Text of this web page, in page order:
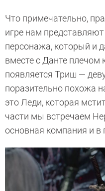
Что примечательно,
игре нам
персонажа, который и
вместе с Данте плечом
появляется Триш —
поразительно похожа
это Леди, которая
части мы встречаем
основная компания и в